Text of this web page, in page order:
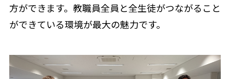
方ができます。教職員全員と全生徒がつながること
ができている環境が最大の魅力です。